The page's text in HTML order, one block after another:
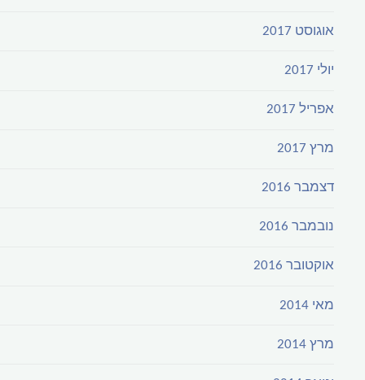
אוגוסט 2017
יולי 2017
אפריל 2017
מרץ 2017
דצמבר 2016
נובמבר 2016
אוקטובר 2016
מאי 2014
מרץ 2014